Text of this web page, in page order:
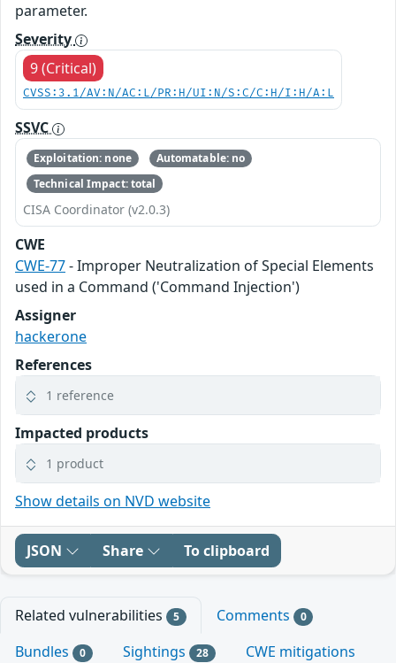
parameter.
Severity
9 (Critical)
CVSS:3.1/AV:N/AC:L/PR:H/UI:N/S:C/C:H/I:H/A:L
SSVC
Exploitation: none
Automatable: no
Technical Impact: total
CISA Coordinator (v2.0.3)
CWE
CWE-77- Improper Neutralization of Special Elements
used in a Command ('Command Injection')
Assigner
hackerone
References
1 reference
Impacted products
1 product
Show details on NVD website
JSON Share To clipboard
Related vulnerabilities 5 Comments 0
Bundles 0 Sightings 28
CWE mitigations